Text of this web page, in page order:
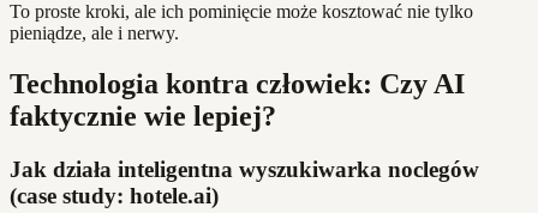
To proste kroki, ale ich pominięcie może kosztować nie tylko
pieniądze, ale i nerwy.
Technologia kontra człowiek: Czy AI
faktycznie wie lepiej?
Jak działa inteligentna wyszukiwarka noclegów
(case study: hotele.ai)